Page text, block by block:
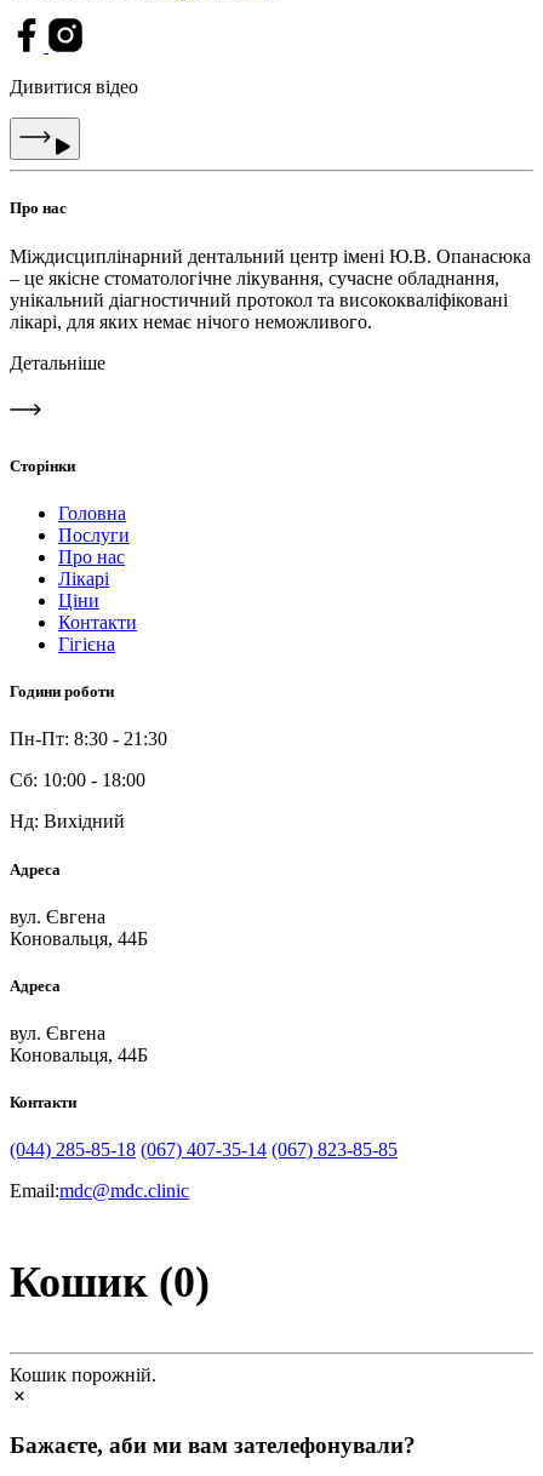
Дивитися відео
Про нас
Міждисциплінарний дентальний центр імені Ю.В. Опанасюка
– це якісне стоматологічне лікування, сучасне обладнання,
унікальний діагностичний протокол та висококваліфіковані
лікарі, для яких немає нічого неможливого.
Детальніше
Сторінки
Головна
Послуги
Про нас
Лікарі
Ціни
Контакти
Гігієна
Години роботи
Пн-Пт: 8:30 - 21:30
Сб: 10:00 - 18:00
Нд: Вихідний
Адреса
вул. Євгена
Коновальця, 44Б
Адреса
вул. Євгена
Коновальця, 44Б
Контакти
(044) 285-85-18 (067) 407-35-14 (067) 823-85-85
Email:mdc@mdc.clinic
Кошик (0)
Кошик порожній.
Бажаєте, аби ми вам зателефонували?